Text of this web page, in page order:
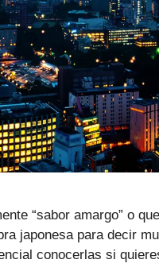
“sabor amargo” o
japonesa para decir
conocerlas si